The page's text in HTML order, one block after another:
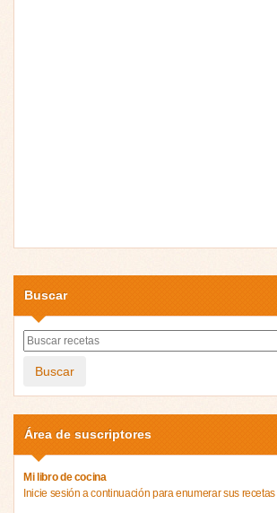
Buscar
Buscar
Área de suscriptores
Mi libro de cocina
Inicie sesión a continuación para enumerar sus recetas